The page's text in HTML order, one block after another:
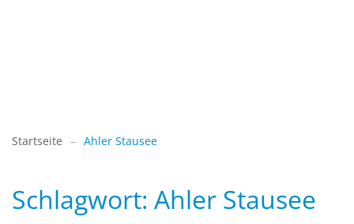
Startseite Ahler Stausee
Schlagwort: Ahler Stausee